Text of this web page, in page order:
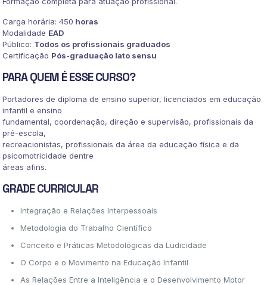
Carga horária: 450 horas
Modalidade EAD
Público: Todos os profissionais graduados
Certificação Pós-graduação lato sensu
PARA QUEM É ESSE CURSO?
Portadores de diploma de ensino superior, licenciados em educação
infantil e ensino
fundamental, coordenação, direção e supervisão, profissionais da
pré-escola,
recreacionistas, profissionais da área da educação física e da
psicomotricidade dentre
áreas afins.
GRADE CURRICULAR
Integração e Relações Interpessoais
Metodologia do Trabalho Científico
Conceito e Práticas Metodológicas da Ludicidade
O Corpo e o Movimento na Educação Infantil
As Relações Entre a Inteligência e o Desenvolvimento Motor